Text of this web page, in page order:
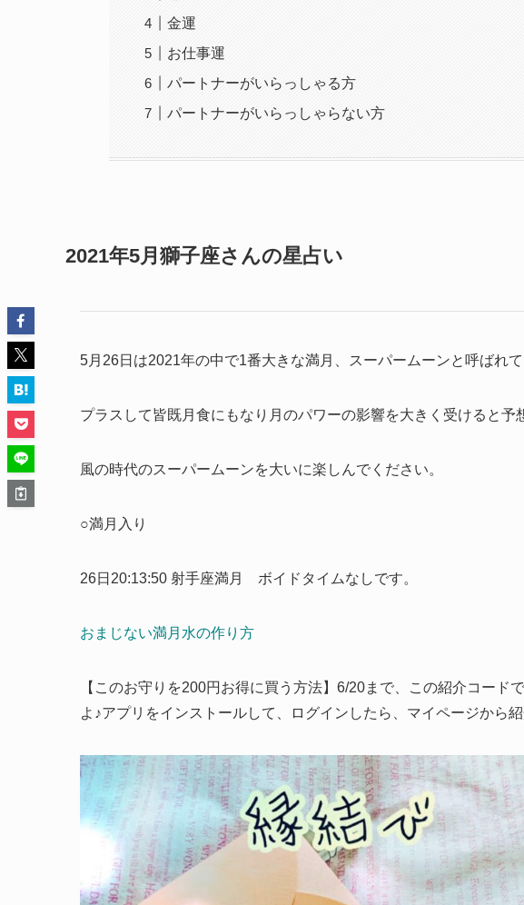
金運
お仕事運
パートナーがいらっしゃる方
パートナーがいらっしゃらない方
2021年5月獅子座さんの星占い
5月26日は2021年の中で1番大きな満月、スーパームーンと呼ばれて
プラスして皆既月食にもなり月のパワーの影響を大きく受けると予
風の時代のスーパームーンを大いに楽しんでください。
○満月入り
26日20:13:50 射手座満月 ボイドタイムなしです。
おまじない満月水の作り方
【このお守りを200円お得に買う方法】6/20まで、この紹介コード
よ♪アプリをインストールして、ログインしたら、マイページから